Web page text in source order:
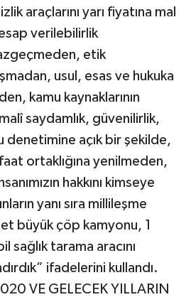
araçlarını yarı fiyatına mal
verilebilirlik
etik
usul, esas ve hukuka
kamu kaynaklarının
saydamlık, güvenilirlik,
denetimine açık bir şekilde,
ortaklığına yenilmeden,
hakkını kimseye
yanı sıra millileşme
büyük çöp kamyonu, 1
tarama aracını
ifadelerini kullandı.
VE GELECEK YILLARIN